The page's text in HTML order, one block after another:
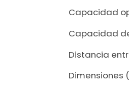
Capacidad
Capacidad
Distancia
Dimensiones